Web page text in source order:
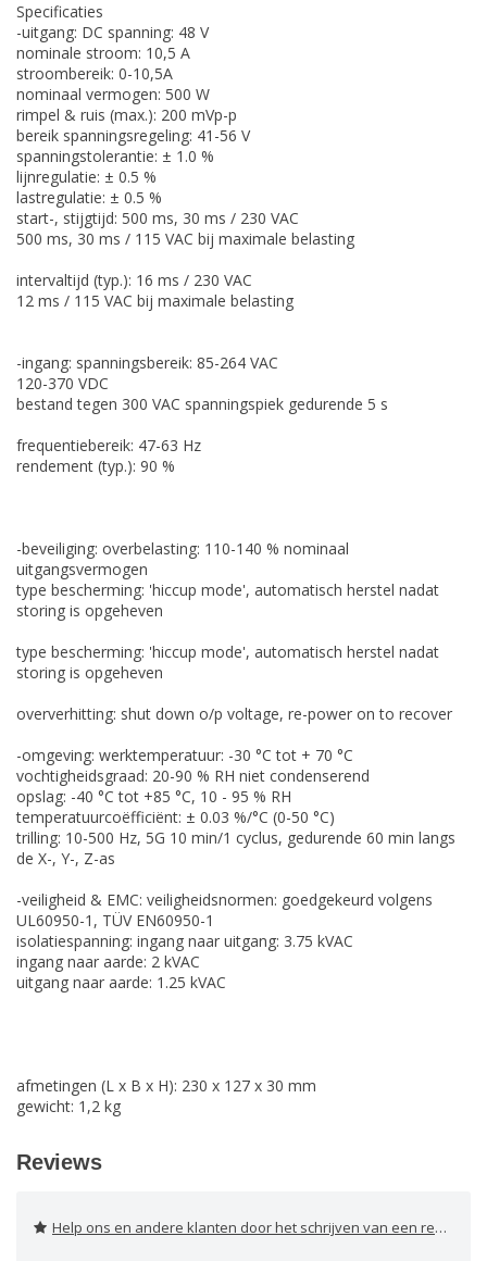
Specificaties
-uitgang: DC spanning: 48 V
nominale stroom: 10,5 A
stroombereik: 0-10,5A
nominaal vermogen: 500 W
rimpel & ruis (max.): 200 mVp-p
bereik spanningsregeling: 41-56 V
spanningstolerantie: ± 1.0 %
lijnregulatie: ± 0.5 %
lastregulatie: ± 0.5 %
start-, stijgtijd: 500 ms, 30 ms / 230 VAC
500 ms, 30 ms / 115 VAC bij maximale belasting
intervaltijd (typ.): 16 ms / 230 VAC
12 ms / 115 VAC bij maximale belasting
-ingang: spanningsbereik: 85-264 VAC
120-370 VDC
bestand tegen 300 VAC spanningspiek gedurende 5 s
frequentiebereik: 47-63 Hz
rendement (typ.): 90 %
-beveiliging: overbelasting: 110-140 % nominaal
uitgangsvermogen
type bescherming: 'hiccup mode', automatisch herstel nadat
storing is opgeheven
type bescherming: 'hiccup mode', automatisch herstel nadat
storing is opgeheven
oververhitting: shut down o/p voltage, re-power on to recover
-omgeving: werktemperatuur: -30 °C tot + 70 °C
vochtigheidsgraad: 20-90 % RH niet condenserend
opslag: -40 °C tot +85 °C, 10 - 95 % RH
temperatuurcoëfficiënt: ± 0.03 %/°C (0-50 °C)
trilling: 10-500 Hz, 5G 10 min/1 cyclus, gedurende 60 min langs
de X-, Y-, Z-as
-veiligheid & EMC: veiligheidsnormen: goedgekeurd volgens
UL60950-1, TÜV EN60950-1
isolatiespanning: ingang naar uitgang: 3.75 kVAC
ingang naar aarde: 2 kVAC
uitgang naar aarde: 1.25 kVAC
afmetingen (L x B x H): 230 x 127 x 30 mm
gewicht: 1,2 kg
Reviews
Help ons en andere klanten door het schrijven van een review